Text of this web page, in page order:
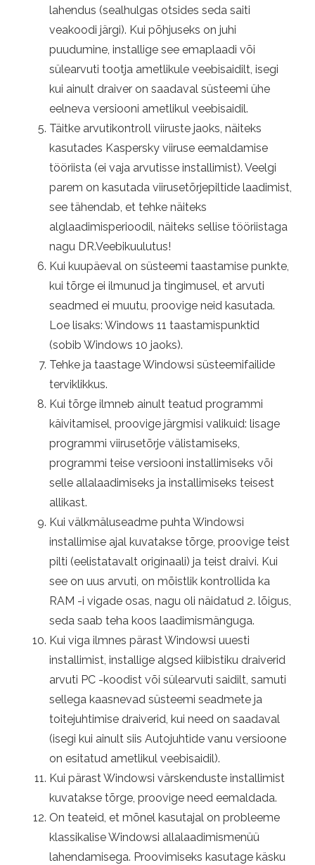
lahendus (sealhulgas otsides seda saiti
veakoodi järgi). Kui põhjuseks on juhi
puudumine, installige see emaplaadi või
sülearvuti tootja ametlikule veebisaidilt, isegi
kui ainult draiver on saadaval süsteemi ühe
eelneva versiooni ametlikul veebisaidil.
Täitke arvutikontroll viiruste jaoks, näiteks
kasutades Kaspersky viiruse eemaldamise
tööriista (ei vaja arvutisse installimist). Veelgi
parem on kasutada viirusetõrjepiltide laadimist,
see tähendab, et tehke näiteks
alglaadimisperioodil, näiteks sellise tööriistaga
nagu DR.Veebikuulutus!
Kui kuupäeval on süsteemi taastamise punkte,
kui tõrge ei ilmunud ja tingimusel, et arvuti
seadmed ei muutu, proovige neid kasutada.
Loe lisaks: Windows 11 taastamispunktid
(sobib Windows 10 jaoks).
Tehke ja taastage Windowsi süsteemifailide
terviklikkus.
Kui tõrge ilmneb ainult teatud programmi
käivitamisel, proovige järgmisi valikuid: lisage
programmi viirusetõrje välistamiseks,
programmi teise versiooni installimiseks või
selle allalaadimiseks ja installimiseks teisest
allikast.
Kui välkmäluseadme puhta Windowsi
installimise ajal kuvatakse tõrge, proovige teist
pilti (eelistatavalt originaali) ja teist draivi. Kui
see on uus arvuti, on mõistlik kontrollida ka
RAM -i vigade osas, nagu oli näidatud 2. lõigus,
seda saab teha koos laadimismänguga.
Kui viga ilmnes pärast Windowsi uuesti
installimist, installige algsed kiibistiku draiverid
arvuti PC -koodist või sülearvuti saidilt, samuti
sellega kaasnevad süsteemi seadmete ja
toitejuhtimise draiverid, kui need on saadaval
(isegi kui ainult siis Autojuhtide vanu versioone
on esitatud ametlikul veebisaidil).
Kui pärast Windowsi värskenduste installimist
kuvatakse tõrge, proovige need eemaldada.
On teateid, et mõnel kasutajal on probleeme
klassikalise Windowsi allalaadimismenüü
lahendamisega. Proovimiseks kasutage käsku